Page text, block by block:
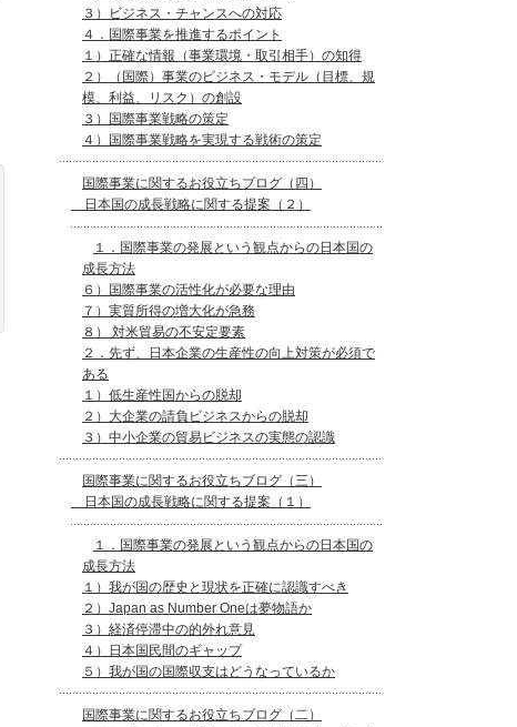
３）ビジネス・チャンスへの対応
４．国際事業を推進するポイント
１）正確な情報（事業環境・取引相手）の知得
２）（国際）事業のビジネス・モデル（目標、規
模、利益、リスク）の創設
３）国際事業戦略の策定
４）国際事業戦略を実現する戦術の策定
国際事業に関するお役立ちブログ（四）
日本国の成長戦略に関する提案（２）
１．国際事業の発展という観点からの日本国の
成長方法
６）国際事業の活性化が必要な理由
７）実質所得の増大化が急務
８） 対米貿易の不安定要素
２．先ず、日本企業の生産性の向上対策が必須で
ある
１）低生産性国からの脱却
２）大企業の請負ビジネスからの脱却
３）中小企業の貿易ビジネスの実態の認識
国際事業に関するお役立ちブログ（三）
日本国の成長戦略に関する提案（１）
１．国際事業の発展という観点からの日本国の
成長方法
１）我が国の歴史と現状を正確に認識すべき
２）Japan as Number Oneは夢物語か
３）経済停滞中の的外れ意見
４）日本国民間のギャップ
５）我が国の国際収支はどうなっているか
国際事業に関するお役立ちブログ（二）